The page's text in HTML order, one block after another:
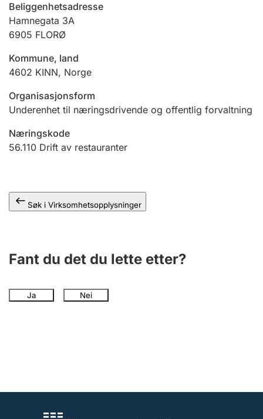
Jeger
Betaling og jegeravgiftskort
Ektepaktveileder
Beliggenhetsadresse
Hamnegata 3A
6905 FLORØ
Kommune, land
4602 KINN, Norge
Organisasjonsform
Underenhet til næringsdrivende og offentlig forvaltning
Næringskode
56.110 Drift av restauranter
Søk i Virksomhetsopplysninger
Fant du det du lette etter?
Ja Nei